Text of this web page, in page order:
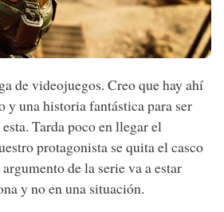
de videojuegos. Creo que hay ahí
y una historia fantástica para ser
Tarda poco en llegar el
protagonista se quita el casco
de la serie va a estar
y no en una situación.